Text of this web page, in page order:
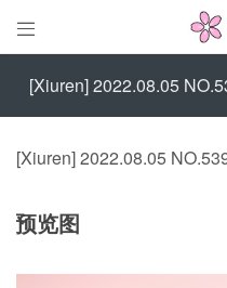

[Xiuren] 2022.08.05
[Xiuren] 2022.08.05
预览图